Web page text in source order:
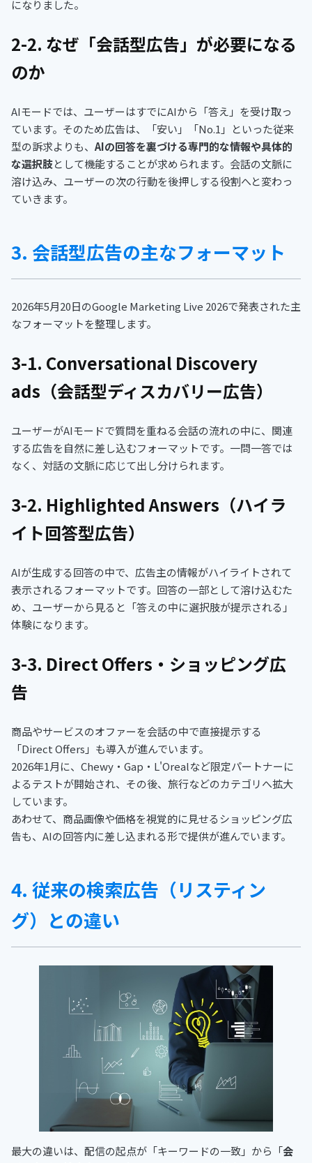
になりました。
2-2. なぜ「会話型広告」が必要になる
のか
AIモードでは、ユーザーはすでにAIから「答え」を受け取っ
ています。そのため広告は、「安い」「No.1」といった従来
型の訴求よりも、 AIの回答を裏づける専門的な情報や具体的
な選択肢として機能することが求められます。会話の文脈に
溶け込み、ユーザーの次の行動を後押しする役割へと変わっ
ていきます。
3. 会話型広告の主なフォーマット
2026年5月20日のGoogle Marketing Live 2026で発表された主
なフォーマットを整理します。
3-1. Conversational Discovery
ads（会話型ディスカバリー広告）
ユーザーがAIモードで質問を重ねる会話の流れの中に、関連
する広告を自然に差し込むフォーマットです。一問一答では
なく、対話の文脈に応じて出し分けられます。
3-2. Highlighted Answers（ハイラ
イト回答型広告）
AIが生成する回答の中で、広告主の情報がハイライトされて
表示されるフォーマットです。回答の一部として溶け込むた
め、ユーザーから見ると「答えの中に選択肢が提示される」
体験になります。
3-3. Direct Offers・ショッピング広
告
商品やサービスのオファーを会話の中で直接提示する
「Direct Offers」も導入が進んでいます。
2026年1月に、Chewy・Gap・L'Orealなど限定パートナーに
よるテストが開始され、その後、旅行などのカテゴリへ拡大
しています。
あわせて、商品画像や価格を視覚的に見せるショッピング広
告も、AIの回答内に差し込まれる形で提供が進んでいます。
4. 従来の検索広告（リスティン
グ）との違い
最大の違いは、配信の起点が「キーワードの一致」から「会